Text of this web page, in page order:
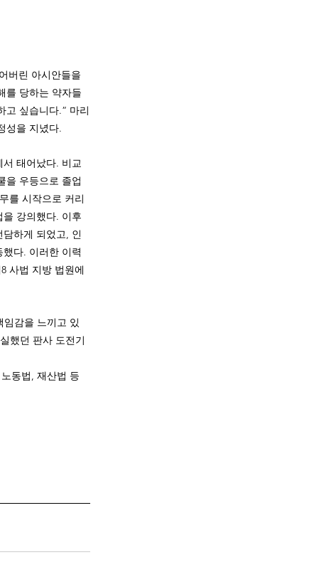
버린 아시안들을
를 당하는 약자들
고 싶습니다.” 마리
성을 지녔다.
태어났다. 비교
을 우등으로 졸업
를 시작으로 커리
강의했다. 이후
하게 되었고, 인
다. 이러한 이력
사법 지방 법원에
감을 느끼고 있
했던 판사 도전기
동법, 재산법 등